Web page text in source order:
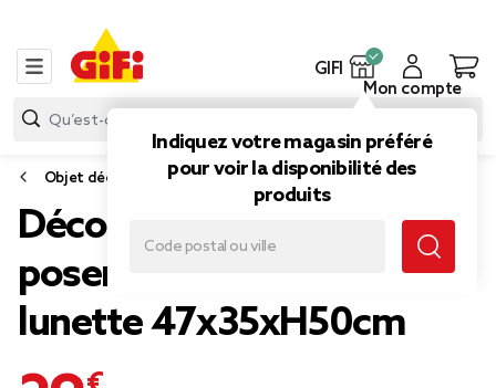
GIFI
Indiquez votre magasin préféré
pour voir la disponibilité des
produits
Mon compte
Objet déco extérieure
Décoration de jardin à
poser gazon vert ourson
lunette 47x35xH50cm
29,00 €